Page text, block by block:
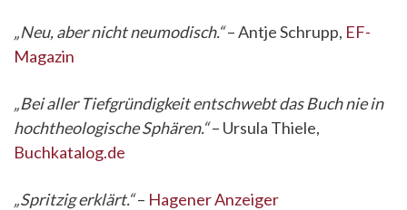
„Neu, aber nicht neumodisch.“– Antje Schrupp, EF-
Magazin
„Bei aller Tiefgründigkeit entschwebt das Buch nie in
hochtheologische Sphären.“– Ursula Thiele,
Buchkatalog.de
„Spritzig erklärt.“– Hagener Anzeiger